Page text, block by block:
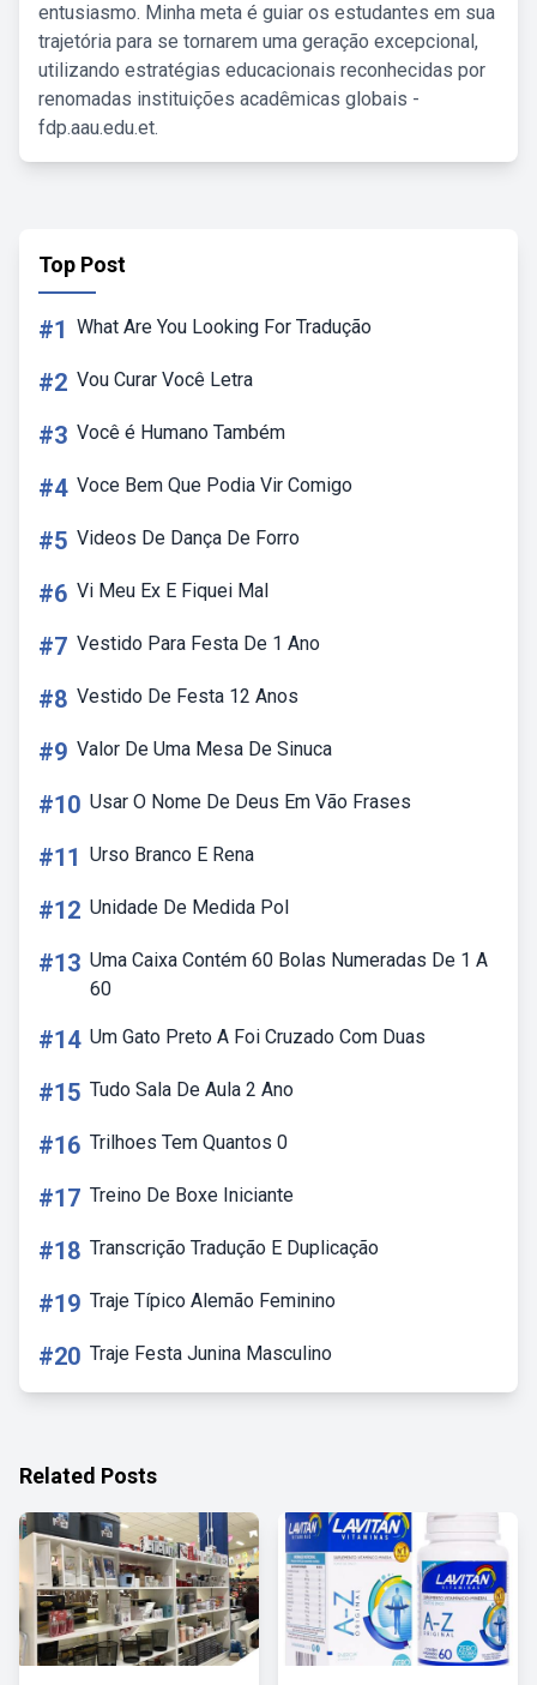
entusiasmo. Minha meta é guiar os estudantes em sua
trajetória para se tornarem uma geração excepcional,
utilizando estratégias educacionais reconhecidas por
renomadas instituições acadêmicas globais -
fdp.aau.edu.et.
Top Post
#1 What Are You Looking For Tradução
#2 Vou Curar Você Letra
#3 Você é Humano Também
#4 Voce Bem Que Podia Vir Comigo
#5 Videos De Dança De Forro
#6 Vi Meu Ex E Fiquei Mal
#7 Vestido Para Festa De 1 Ano
#8 Vestido De Festa 12 Anos
#9 Valor De Uma Mesa De Sinuca
#10 Usar O Nome De Deus Em Vão Frases
#11 Urso Branco E Rena
#12 Unidade De Medida Pol
#13 Uma Caixa Contém 60 Bolas Numeradas De 1 A
60
#14 Um Gato Preto A Foi Cruzado Com Duas
#15 Tudo Sala De Aula 2 Ano
#16 Trilhoes Tem Quantos 0
#17 Treino De Boxe Iniciante
#18 Transcrição Tradução E Duplicação
#19 Traje Típico Alemão Feminino
#20 Traje Festa Junina Masculino
Related Posts